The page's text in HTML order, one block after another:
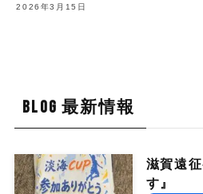
2026年3月15日
BLOG 最新情報
滋賀遠
す』